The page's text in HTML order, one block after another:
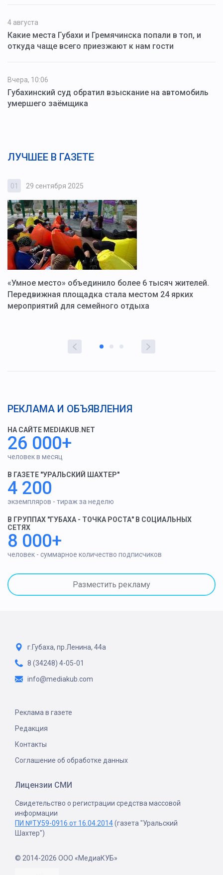
4 августа
Какие места Губахи и Гремячинска попали в топ, и
откуда чаще всего приезжают к нам гости
Вчера, 10:06
Губахинский суд обратил взыскание на автомобиль
умершего заёмщика
ЛУЧШЕЕ В ГАЗЕТЕ
01 29 сентября 2025
«Умное место» объединило более 6 тысяч жителей.
Передвижная площадка стала местом 24 ярких
мероприятий для семейного отдыха
РЕКЛАМА И ОБЪЯВЛЕНИЯ
НА САЙТЕ MEDIAKUB.NET
26 000+
человек в месяц
В ГАЗЕТЕ "УРАЛЬСКИЙ ШАХТЕР"
4 200
экземпляров - тираж за неделю
В ГРУППАХ "ГУБАХА - ТОЧКА РОСТА" В СОЦИАЛЬНЫХ
СЕТЯХ
8 000+
человек - суммарное количество подписчиков
Разместить рекламу
г.Губаха, пр.Ленина, 44а
8 (34248) 4-05-01
info@mediakub.com
Реклама в газете
Редакция
Контакты
Соглашение об обработке данных
Лицензии СМИ
Свидетельство о регистрации средства массовой
информации
ПИ №ТУ59-0916 от 16.04.2014(газета "Уральский
Шахтер")
© 2014-2026 ООО «МедиаКУБ»